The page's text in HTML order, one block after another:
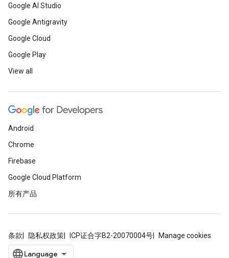
Google AI Studio
Google Antigravity
Google Cloud
Google Play
View all
Android
Chrome
Firebase
Google Cloud Platform
所有产品
条款 隐私权政策 ICP证合字B2-20070004号 Manage cookies